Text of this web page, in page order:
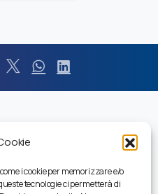
i cookie per memorizzare e/o
tecnologie ci permetterà di
Etico